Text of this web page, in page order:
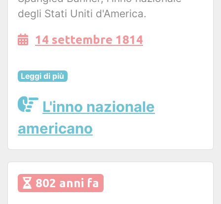
degli Stati Uniti d'America.
14 settembre 1814
Leggi di più
L'inno nazionale
americano
802 anni fa